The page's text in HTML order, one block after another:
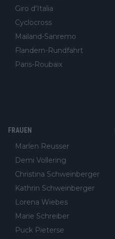
Giro d'Italia
Cyclocross
Mailand-Sanremo
Flandern-Rundfahrt
Paris-Roubaix
FRAUEN
Marlen Reusser
Demi Vollering
Christina Schweinberger
Kathrin Schweinberger
Lorena Wiebes
Marie Schreiber
Puck Pieterse